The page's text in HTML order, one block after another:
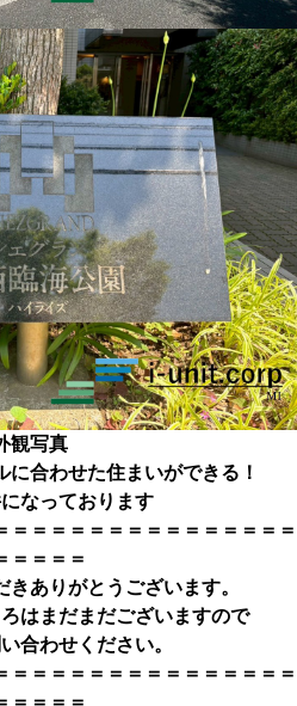
観写真
に合わせた住まいができる！
なっております
＝＝＝＝＝＝＝＝＝＝＝＝＝＝＝
＝＝＝＝
きありがとうございます。
はまだまだございますので
合わせください。
＝＝＝＝＝＝＝＝＝＝＝＝＝＝＝